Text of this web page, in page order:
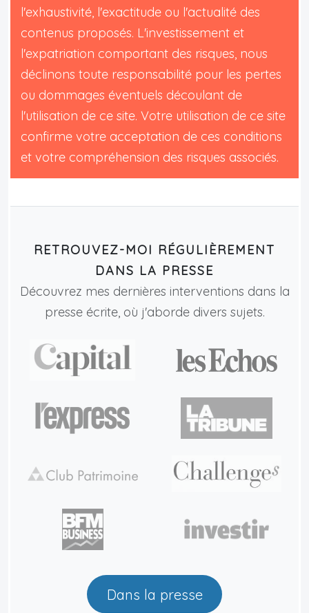
l'exhaustivité, l'exactitude ou l'actualité des
contenus proposés. L'investissement et
l'expatriation comportant des risques, nous
déclinons toute responsabilité pour les pertes
ou dommages éventuels découlant de
l'utilisation de ce site. Votre utilisation de ce site
confirme votre acceptation de ces conditions
et votre compréhension des risques associés.
RETROUVEZ-MOI RÉGULIÈREMENT
DANS LA PRESSE
Découvrez mes dernières interventions dans la
presse écrite, où j'aborde divers sujets.
Dans la presse